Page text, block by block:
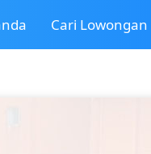
Cari Lowongan